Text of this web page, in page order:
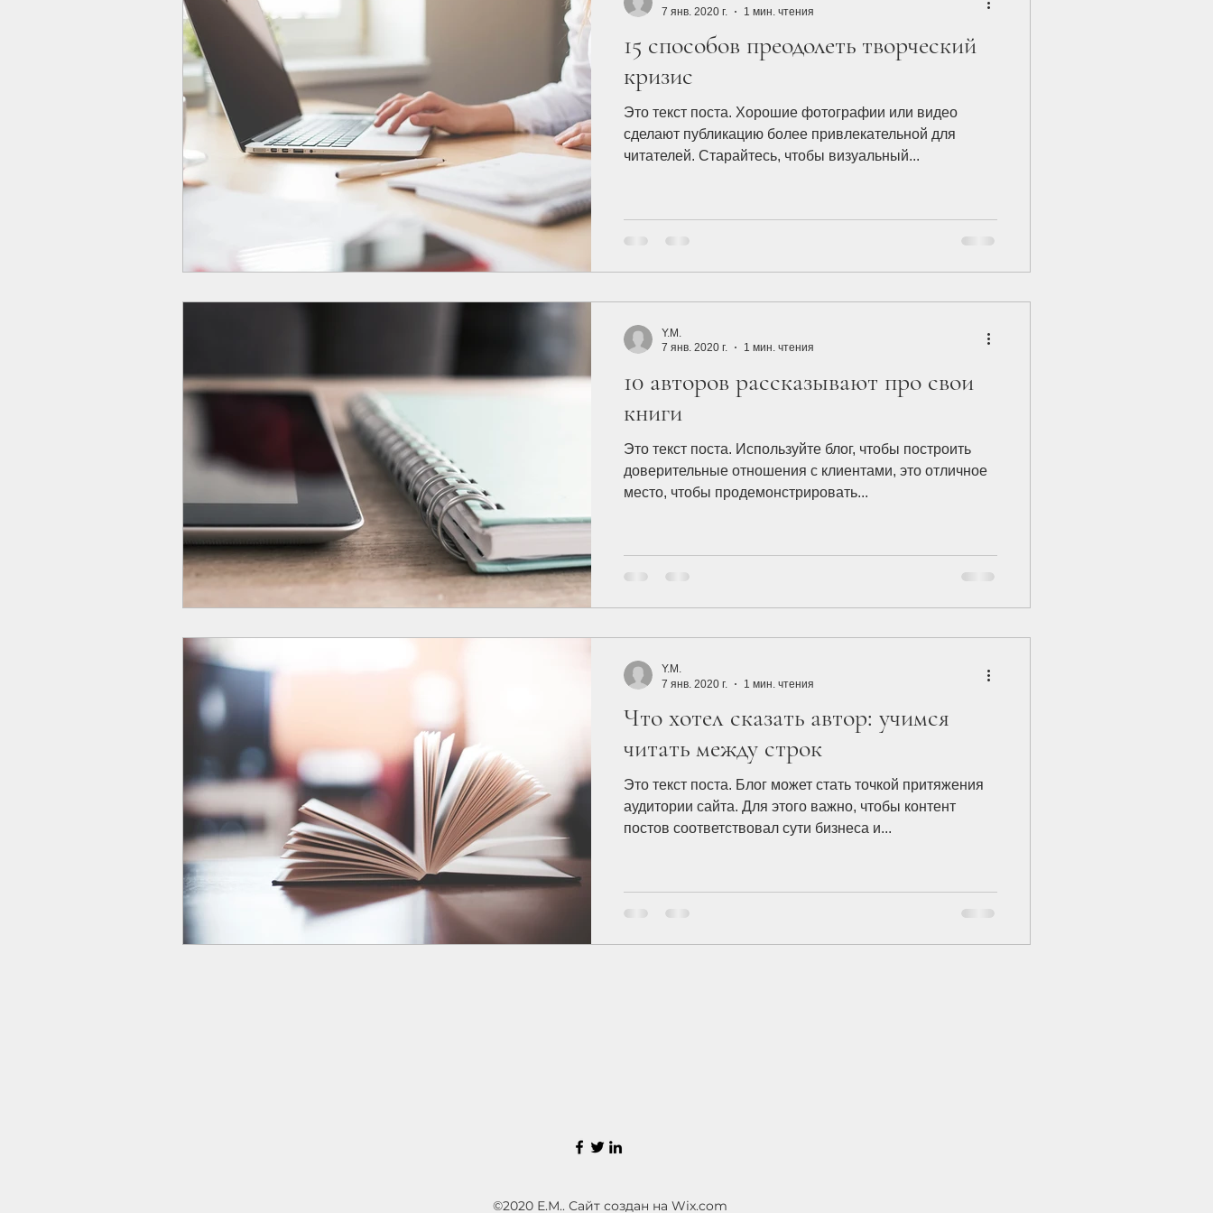
15 способов преодолеть творческий
кризис
Это текст поста. Хорошие фотографии или видео
сделают публикацию более привлекательной для
читателей. Старайтесь, чтобы визуальный...
7 янв. 2020 г.
1 мин. чтения
10 авторов рассказывают про свои
книги
Это текст поста. Используйте блог, чтобы построить
доверительные отношения с клиентами, это отличное
место, чтобы продемонстрировать...
Y.M.
7 янв. 2020 г.
1 мин. чтения
Что хотел сказать автор: учимся
читать между строк
Это текст поста. Блог может стать точкой притяжения
аудитории сайта. Для этого важно, чтобы контент
постов соответствовал сути бизнеса и...
Y.M.
7 янв. 2020 г.
1 мин. чтения
©2020 Е.М.. Сайт создан на Wix.com